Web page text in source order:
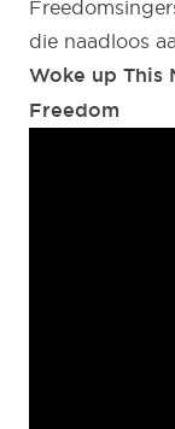
die naadloos
Woke up This
Freedom